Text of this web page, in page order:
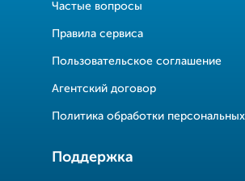
Частые вопросы
Правила сервиса
Пользовательское соглашение
Агентский договор
Политика обработки
Поддержка